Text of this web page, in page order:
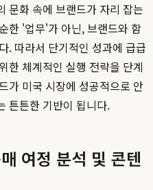
문화 속에 브랜드가 자리 잡는
한 '업무'가 아닌, 브랜드와 함
. 따라서 단기적인 성과에 급급
한 체계적인 실행 전략을 단계
가 미국 시장에 성공적으로 안
튼튼한 기반이 됩니다.
여정 분석 및 콘텐